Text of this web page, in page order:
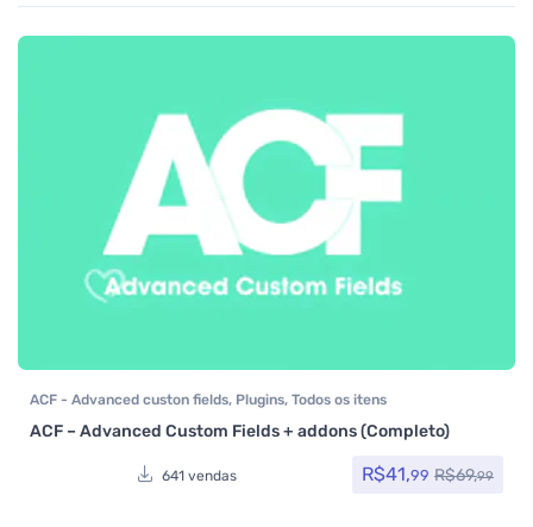
ACF - Advanced custon fields, Plugins, Todos os itens
ACF – Advanced Custom Fields + addons (Completo)
641 vendas R$41,99 R$69,99